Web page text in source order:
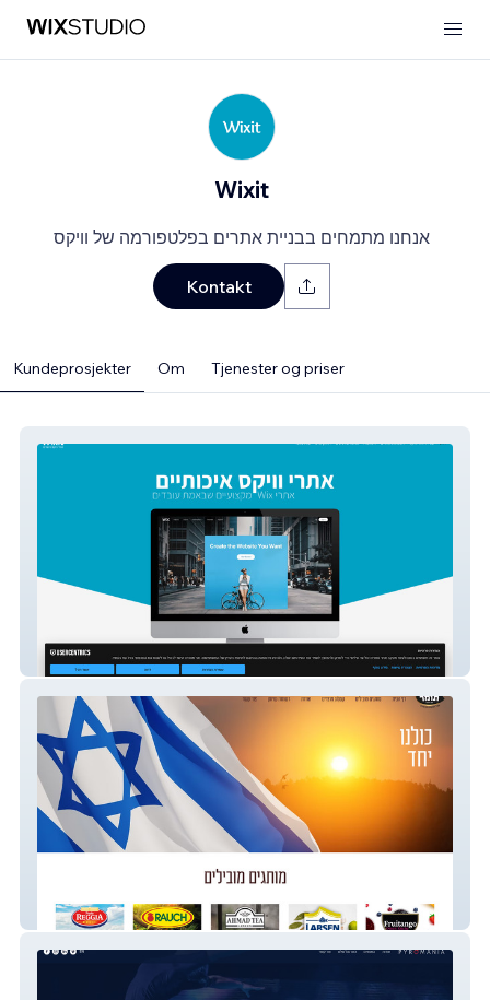
Wixit
אנחנו מתמחים בבניית אתרים בפלטפורמה של וויקס
Kontakt
Kundeprosjekter Om Tjenester og priser
Wixit.co.il | אתרי וויקס איכותיים
תומר יבוא ושיווק